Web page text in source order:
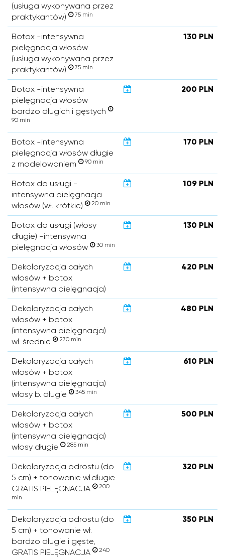
(usługa wykonywana przez
praktykantów)
75 min
Botox -intensywna
pielęgnacja włosów
(usługa wykonywana przez
praktykantów)
75 min
130 PLN
Botox -intensywna
pielęgnacja włosów
bardzo długich i gęstych
90 min
200 PLN
Botox -intensywna
pielęgnacja włosów długie
z modelowaniem
90 min
170 PLN
Botox do usługi -
intensywna pielęgnacja
włosów (wł. krótkie)
20 min
109 PLN
Botox do usługi (włosy
długie) -intensywna
pielęgnacja włosów
30 min
130 PLN
Dekoloryzacja całych
włosów + botox
(intensywna pielęgnacja)
420 PLN
Dekoloryzacja całych
włosów + botox
(intensywna pielęgnacja)
wł. średnie
270 min
480 PLN
Dekoloryzacja całych
włosów + botox
(intensywna pielęgnacja)
włosy b. długie
345 min
610 PLN
Dekoloryzacja całych
włosów + botox
(intensywna pielęgnacja)
włosy długie
285 min
500 PLN
Dekoloryzacja odrostu (do
5 cm) + tonowanie wł.długie
GRATIS PIELĘGNACJA
200
min
320 PLN
Dekoloryzacja odrostu (do
5 cm) + tonowanie wł.
bardzo długie i gęste,
GRATIS PIELĘGNACJA
240
350 PLN